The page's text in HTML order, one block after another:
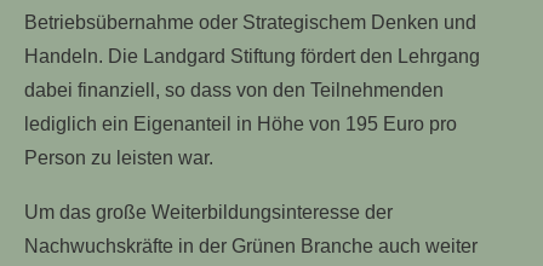
Betriebsübernahme oder Strategischem Denken und
Handeln. Die Landgard Stiftung fördert den Lehrgang
dabei finanziell, so dass von den Teilnehmenden
lediglich ein Eigenanteil in Höhe von 195 Euro pro
Person zu leisten war.
Um das große Weiterbildungsinteresse der
Nachwuchskräfte in der Grünen Branche auch weiter